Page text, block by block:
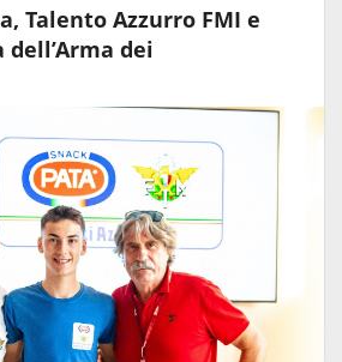
Talento Azzurro FMI e
dei